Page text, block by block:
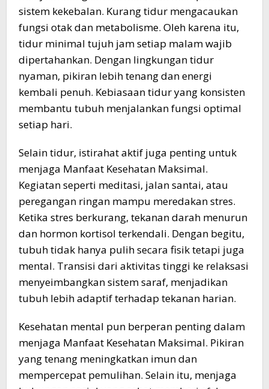
sistem kekebalan. Kurang tidur mengacaukan
fungsi otak dan metabolisme. Oleh karena itu,
tidur minimal tujuh jam setiap malam wajib
dipertahankan. Dengan lingkungan tidur
nyaman, pikiran lebih tenang dan energi
kembali penuh. Kebiasaan tidur yang konsisten
membantu tubuh menjalankan fungsi optimal
setiap hari.
Selain tidur, istirahat aktif juga penting untuk
menjaga Manfaat Kesehatan Maksimal.
Kegiatan seperti meditasi, jalan santai, atau
peregangan ringan mampu meredakan stres.
Ketika stres berkurang, tekanan darah menurun
dan hormon kortisol terkendali. Dengan begitu,
tubuh tidak hanya pulih secara fisik tetapi juga
mental. Transisi dari aktivitas tinggi ke relaksasi
menyeimbangkan sistem saraf, menjadikan
tubuh lebih adaptif terhadap tekanan harian.
Kesehatan mental pun berperan penting dalam
menjaga Manfaat Kesehatan Maksimal. Pikiran
yang tenang meningkatkan imun dan
mempercepat pemulihan. Selain itu, menjaga